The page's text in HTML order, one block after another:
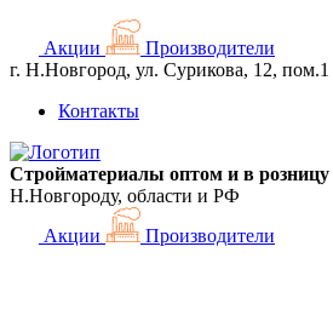
Акции
Производители
г. Н.Новгород, ул. Сурикова, 12, пом.1
Контакты
Стройматериалы оптом и в розницу
Н.Новгороду, области и РФ
Акции
Производители